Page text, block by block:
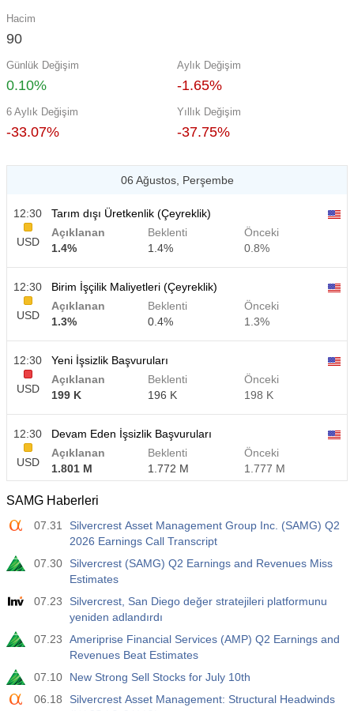
Hacim
90
Günlük Değişim
0.10%
Aylık Değişim
-1.65%
6 Aylık Değişim
-33.07%
Yıllık Değişim
-37.75%
06 Ağustos, Perşembe
12:30
USD
Tarım dışı Üretkenlik (Çeyreklik)
Açıklanan
1.4%
Beklenti
1.4%
Önceki
0.8%
12:30
USD
Birim İşçilik Maliyetleri (Çeyreklik)
Açıklanan
1.3%
Beklenti
0.4%
Önceki
1.3%
12:30
USD
Yeni İşsizlik Başvuruları
Açıklanan
199 K
Beklenti
196 K
Önceki
198 K
12:30
USD
Devam Eden İşsizlik Başvuruları
Açıklanan
1.801 M
Beklenti
1.772 M
Önceki
1.777 M
SAMG Haberleri
07.31
Silvercrest Asset Management Group Inc. (SAMG) Q2
2026 Earnings Call Transcript
07.30
Silvercrest (SAMG) Q2 Earnings and Revenues Miss
Estimates
07.23
Silvercrest, San Diego değer stratejileri platformunu
yeniden adlandırdı
07.23
Ameriprise Financial Services (AMP) Q2 Earnings and
Revenues Beat Estimates
07.10
New Strong Sell Stocks for July 10th
06.18
Silvercrest Asset Management: Structural Headwinds